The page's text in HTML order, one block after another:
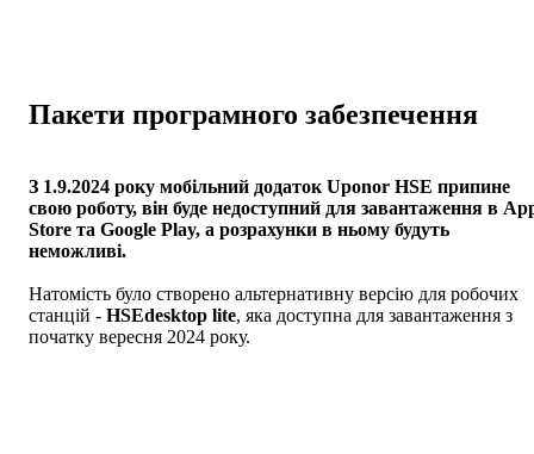
Пакети програмного забезпечення
З 1.9.2024 року мобільний додаток Uponor HSE припине
свою роботу, він буде недоступний для завантаження в
Store та Google Play, а розрахунки в ньому будуть
неможливі.
Натомість було створено альтернативну версію для робочих
станцій - HSEdesktop lite, яка доступна для завантаження з
початку вересня 2024 року.